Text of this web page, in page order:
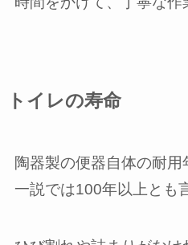
トイレの寿命
陶器製の便器自体の耐用
一説では100年以上とも